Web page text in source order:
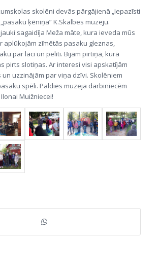
skolēni devās pārgājienā „Iepazīsti
ķēniņa” K.Skalbes muzeju.
sagaidīja Meža māte, kura ieveda mūs
aplūkojām zīmētās pasaku gleznas,
par lāci un pelīti. Bijām pirtiņā, kurā
pirts slotiņas. Ar interesi visi apskatījām
uzzinājām par viņa dzīvi. Skolēniem
spēli. Paldies muzeja darbiniecēm
Muižniecei!